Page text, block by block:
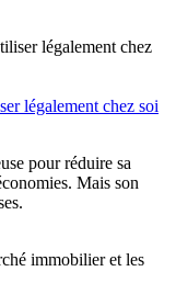
légalement chez soi
pour réduire sa
Mais son